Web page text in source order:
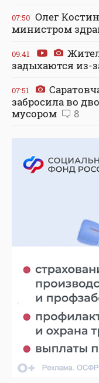
07:50 Олег
министром
09:41
задыхаются из-
07:51
забросила во
мусором
8